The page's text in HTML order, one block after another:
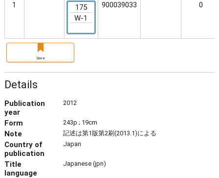
1
175
W-1
900039033 0
Save
Details
Publication
year
2012
Form 243p ; 19cm
Note 記述は第1版第2刷(2013.1)による
Country of
publication
Japan
Title
language
Japanese (jpn)